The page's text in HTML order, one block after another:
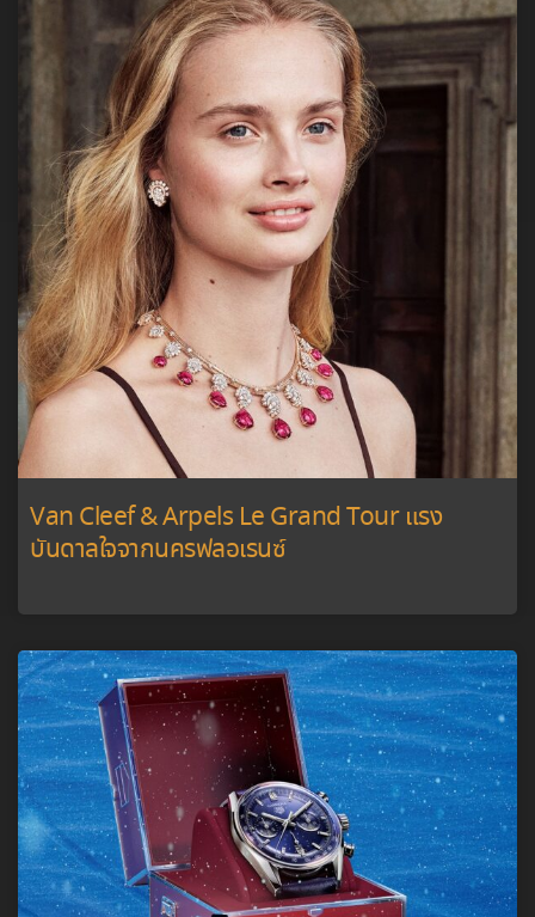
Van Cleef & Arpels Le Grand Tour แรง
บันดาลใจจากนครฟลอเรนซ์